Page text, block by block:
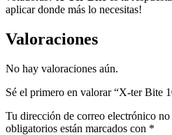
aplicar donde más lo necesitas!
Valoraciones
No hay valoraciones aún.
Sé el primero en valorar “X-ter Bite
Tu dirección de correo electrónico no
obligatorios están marcados con *